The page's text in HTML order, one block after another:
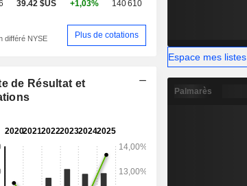
CRY BABY et TUTSI POP (Mexique).
39.42 $US +1,03% 140 610
différé NYSE Plus de cotations
de Résultat et
Espace mes listes
Palmarès